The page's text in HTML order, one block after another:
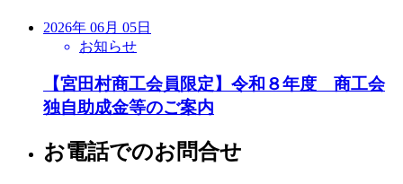
2026年 06月 05日
お知らせ
【宮田村商工会員限定】令和８年度 商工会
独自助成金等のご案内
お電話でのお問合せ